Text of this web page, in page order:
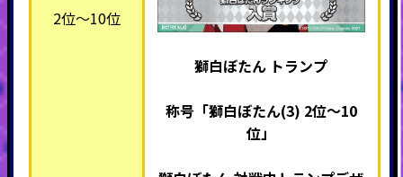
2位～10位
獅白ぼたん トランプ
称号「獅白ぼたん(3) 2位～10
位」